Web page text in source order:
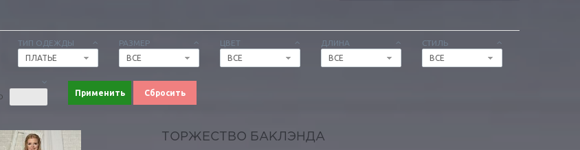
ТИП ОДЕЖДЫ
ПЛАТЬЕ
РАЗМЕР
ВСЕ
ЦВЕТ
ВСЕ
ДЛИНА
ВСЕ
СТИЛЬ
ВСЕ
Применить Сбросить
ТОРЖЕСТВО БАКЛЭНДА